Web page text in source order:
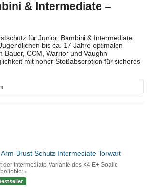
& Intermediate –
für Junior, Bambini & Intermediate
bis ca. 17 Jahre optimalen
Bauer, CCM, Warrior und Vaughn
mit hoher Stoßabsorption für sicheres
Brust-Schutz Intermediate Torwart
der Intermediate-Variante des X4 E+ Goalie